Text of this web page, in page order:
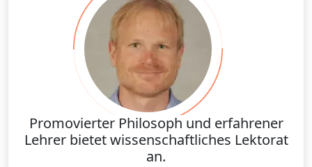
Promovierter Philosoph und erfahrener
Lehrer bietet wissenschaftliches Lektorat
an.